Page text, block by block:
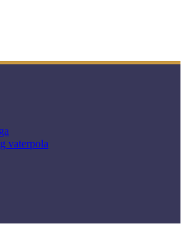
vaterpola